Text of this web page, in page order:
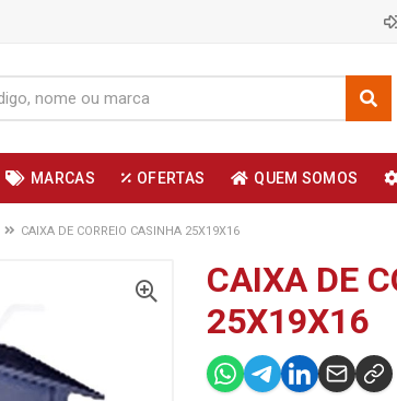
MARCAS OFERTAS QUEM SOMOS
CAIXA DE CORREIO CASINHA 25X19X16
CAIXA DE
25X19X16